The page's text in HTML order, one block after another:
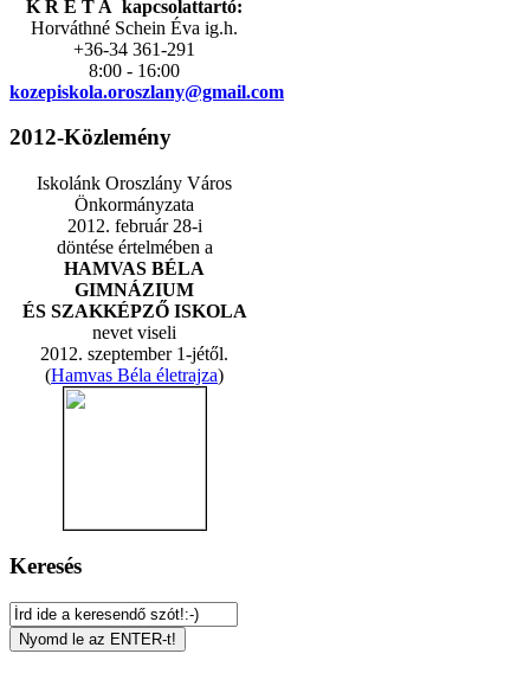
K R É T A kapcsolattartó:
Horváthné Schein Éva ig.h.
+36-34 361-291
8:00 - 16:00
kozepiskola.oroszlany@gmail.com
2012-Közlemény
Iskolánk Oroszlány Város
Önkormányzata
2012. február 28-i
döntése értelmében a
HAMVAS BÉLA
GIMNÁZIUM
ÉS SZAKKÉPZŐ ISKOLA
nevet viseli
2012. szeptember 1-jétől.
(Hamvas Béla életrajza)
Keresés